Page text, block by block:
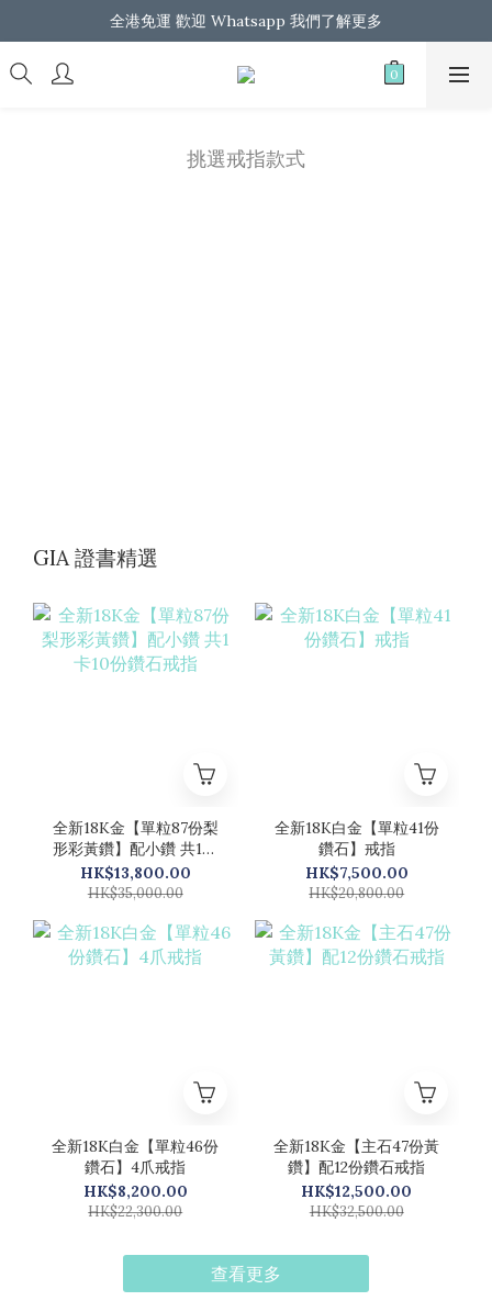
馬上登記成為會員  即享首單 $100 折扣優惠
全港免運 歡迎 Whatsapp 我們了解更多
馬上登記成為會員  即享首單 $100 折扣優惠
挑選戒指款式
GIA 證書精選
全新18K金【單粒87份梨
形彩黃鑽】配小鑽 共1卡
10份鑽石戒指
HK$13,800.00
HK$35,000.00
全新18K白金【單粒41份
鑽石】戒指
HK$7,500.00
HK$20,800.00
全新18K白金【單粒46份
鑽石】4爪戒指
HK$8,200.00
HK$22,300.00
全新18K金【主石47份黃
鑽】配12份鑽石戒指
HK$12,500.00
HK$32,500.00
查看更多